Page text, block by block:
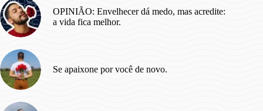
OPINIÃO: Envelhecer dá medo, mas acredite:
a vida fica melhor.
Se apaixone por você de novo.